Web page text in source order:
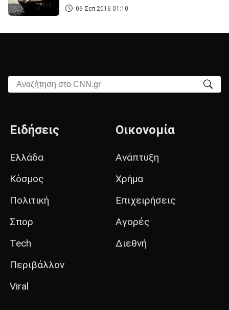
06 Σεπ 2016 01:10
Αναζήτηση στο CNN.gr
Ειδήσεις
Ελλάδα
Κόσμος
Πολιτική
Σπορ
Tech
Περιβάλλον
Viral
Οικονομία
Ανάπτυξη
Χρήμα
Επιχειρήσεις
Αγορές
Διεθνή